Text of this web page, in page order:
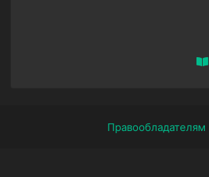
Правообладателям